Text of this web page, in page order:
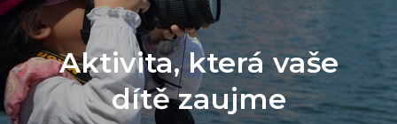
Aktivita, která vaše
dítě zaujme